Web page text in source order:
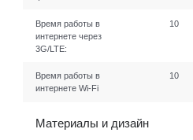
Время работы в
интернете через
3G/LTE:
10
Время работы в
интернете Wi-Fi
10
Материалы и дизайн